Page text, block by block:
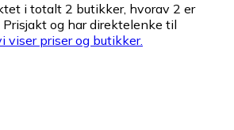
i totalt 2 butikker, hvorav 2 er
og har direktelenke til
viser priser og butikker.